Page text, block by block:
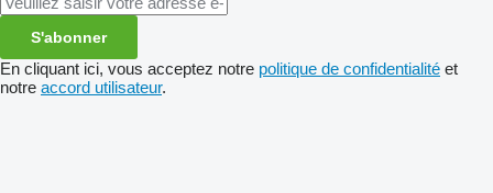
S'abonner
En cliquant ici, vous acceptez notre politique de confidentialité et
notre accord utilisateur.